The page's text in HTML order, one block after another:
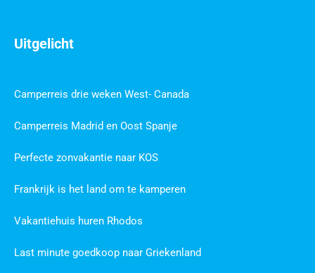
Uitgelicht
Camperreis drie weken West- Canada
Camperreis Madrid en Oost Spanje
Perfecte zonvakantie naar KOS
Frankrijk is het land om te kamperen
Vakantiehuis huren Rhodos
Last minute goedkoop naar Griekenland